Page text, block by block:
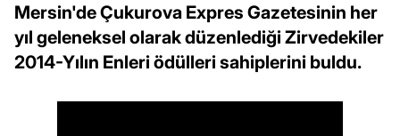
Mersin'de Çukurova Expres Gazetesinin her
yıl geleneksel olarak düzenlediği Zirvedekiler
2014-Yılın Enleri ödülleri sahiplerini buldu.